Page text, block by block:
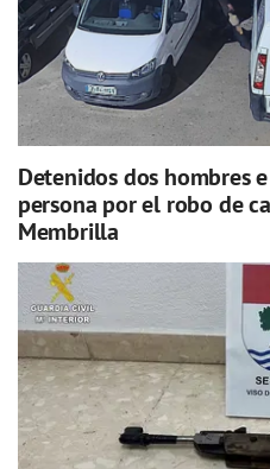
Detenidos dos hombres
persona por el robo de
Membrilla